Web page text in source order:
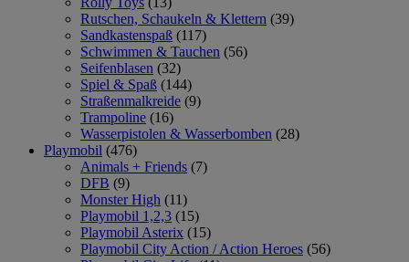
Rutschen, Schaukeln & Klettern (39)
Sandkastenspaß (117)
Schwimmen & Tauchen (56)
Seifenblasen (32)
Spiel & Spaß (144)
Straßenmalkreide (9)
Trampoline (16)
Wasserpistolen & Wasserbomben (28)
Playmobil (476)
Animals + Friends (7)
DFB (9)
Monster High (11)
Playmobil 1,2,3 (15)
Playmobil Asterix (15)
Playmobil City Action / Action Heroes (56)